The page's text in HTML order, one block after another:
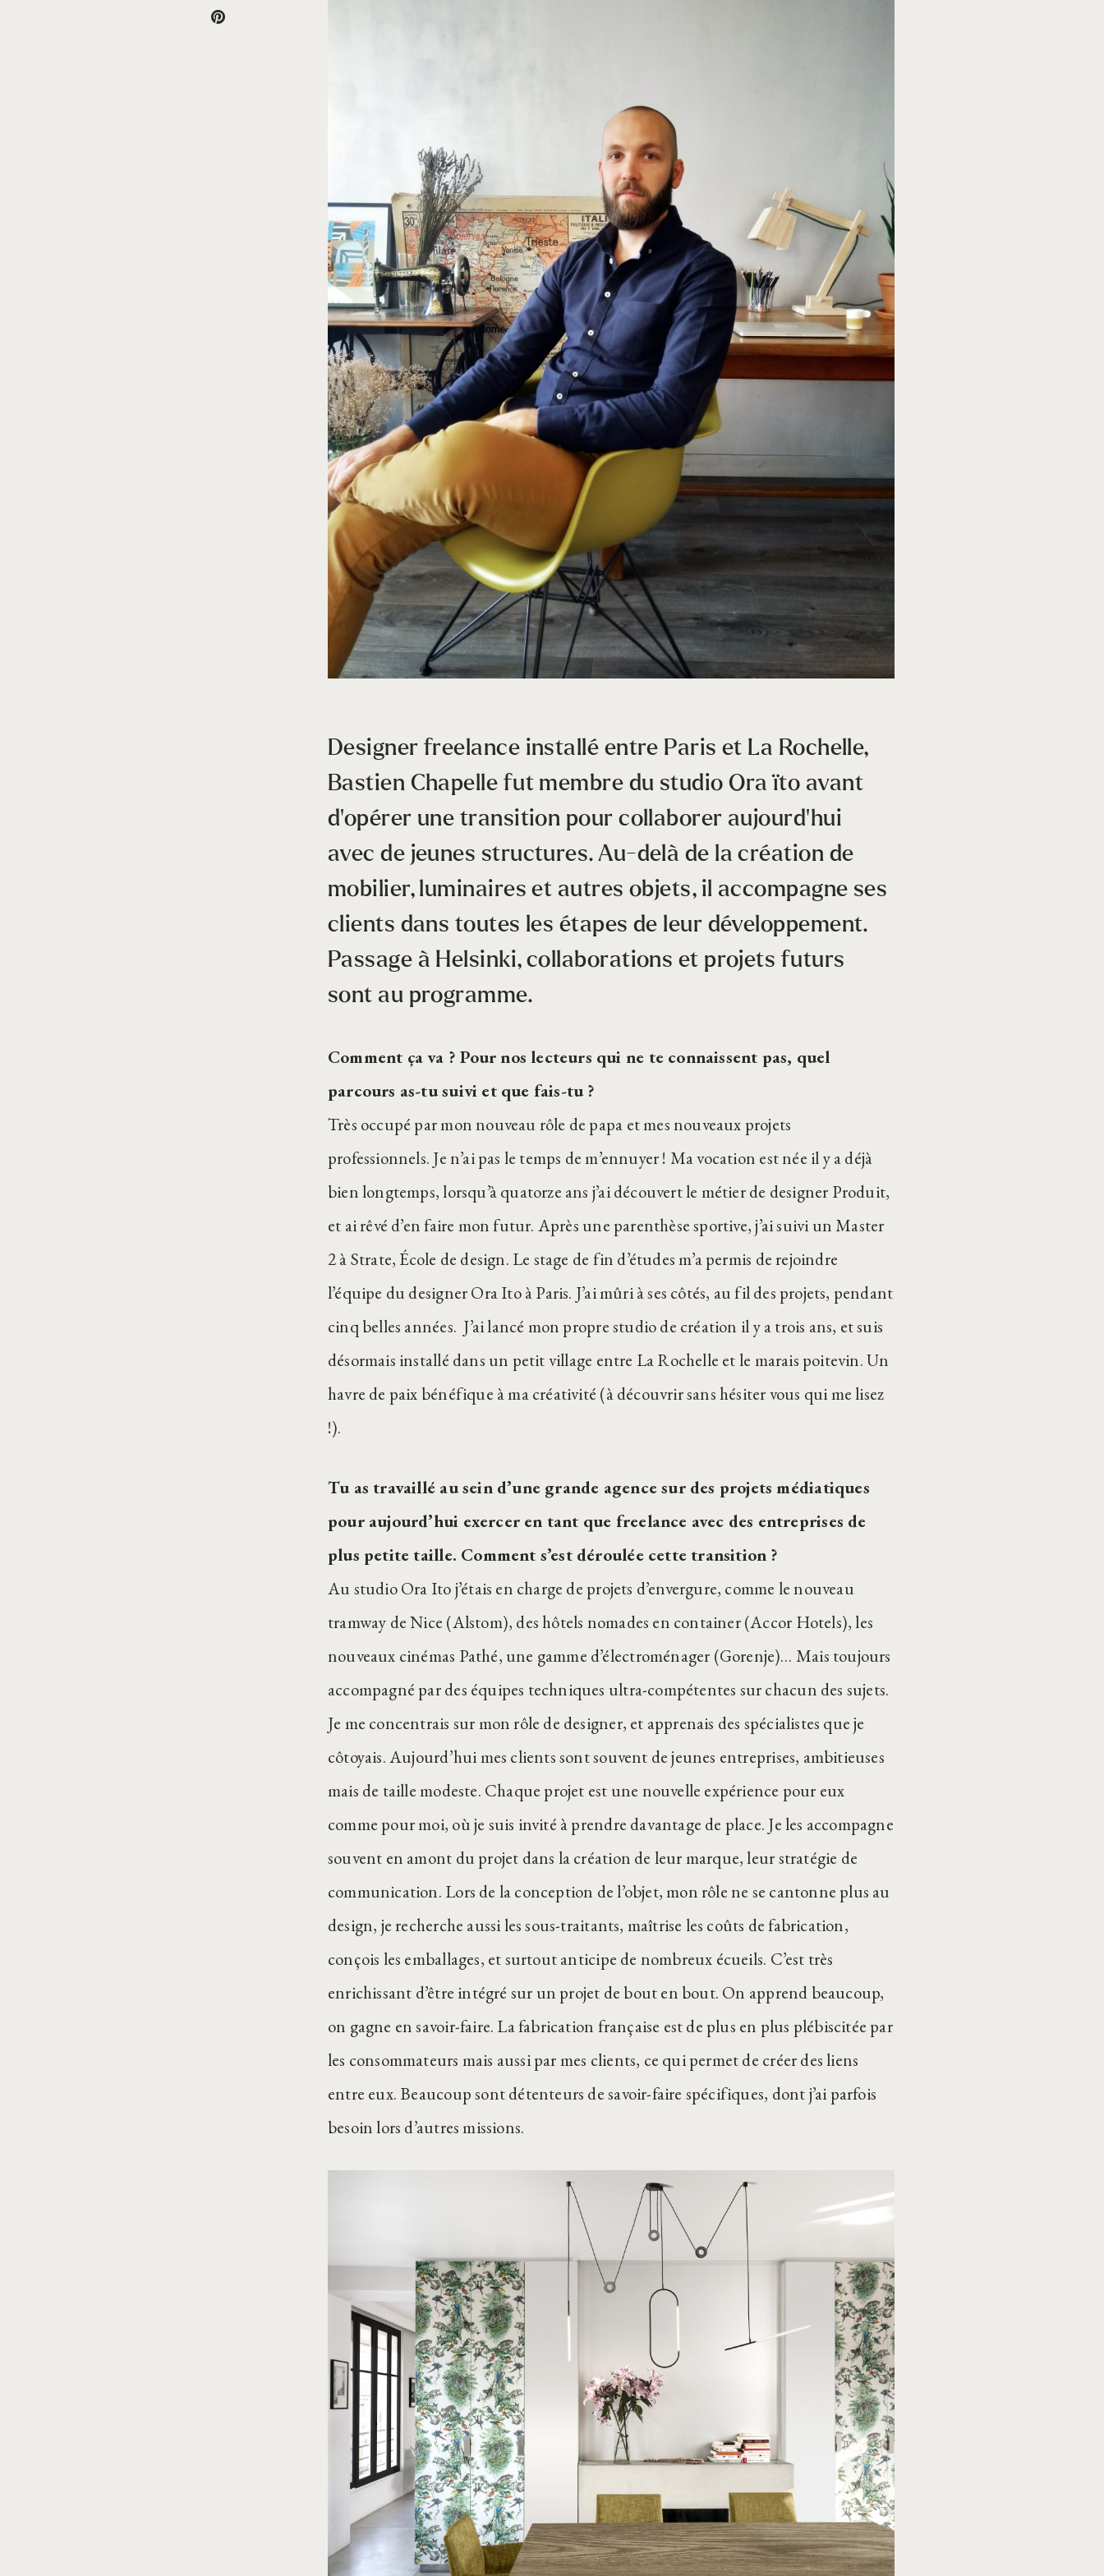
Designer freelance installé entre Paris et La Rochelle,
Bastien Chapelle fut membre du studio Ora ïto avant
d’opérer une transition pour collaborer aujourd’hui
avec de jeunes structures. Au-delà de la création de
mobilier, luminaires et autres objets, il accompagne ses
clients dans toutes les étapes de leur développement.
Passage à Helsinki, collaborations et projets futurs
sont au programme.
Comment ça va ? Pour nos lecteurs qui ne te connaissent pas, quel
parcours as-tu suivi et que fais-tu ?
Très occupé par mon nouveau rôle de papa et mes nouveaux projets
professionnels. Je n’ai pas le temps de m’ennuyer ! Ma vocation est née il y a déjà
bien longtemps, lorsqu’à quatorze ans j’ai découvert le métier de designer Produit,
et ai rêvé d’en faire mon futur. Après une parenthèse sportive, j’ai suivi un Master
2 à Strate, École de design. Le stage de fin d’études m’a permis de rejoindre
l’équipe du designer Ora Ito à Paris. J’ai mûri à ses côtés, au fil des projets, pendant
cinq belles années. J’ai lancé mon propre studio de création il y a trois ans, et suis
désormais installé dans un petit village entre La Rochelle et le marais poitevin. Un
havre de paix bénéfique à ma créativité (à découvrir sans hésiter vous qui me lisez
!).
Tu as travaillé au sein d’une grande agence sur des projets médiatiques
pour aujourd’hui exercer en tant que freelance avec des entreprises de
plus petite taille. Comment s’est déroulée cette transition ?
Au studio Ora Ito j’étais en charge de projets d’envergure, comme le nouveau
tramway de Nice (Alstom), des hôtels nomades en container (Accor Hotels), les
nouveaux cinémas Pathé, une gamme d’électroménager (Gorenje)… Mais toujours
accompagné par des équipes techniques ultra-compétentes sur chacun des sujets.
Je me concentrais sur mon rôle de designer, et apprenais des spécialistes que je
côtoyais. Aujourd’hui mes clients sont souvent de jeunes entreprises, ambitieuses
mais de taille modeste. Chaque projet est une nouvelle expérience pour eux
comme pour moi, où je suis invité à prendre davantage de place. Je les accompagne
souvent en amont du projet dans la création de leur marque, leur stratégie de
communication. Lors de la conception de l’objet, mon rôle ne se cantonne plus au
design, je recherche aussi les sous-traitants, maîtrise les coûts de fabrication,
conçois les emballages, et surtout anticipe de nombreux écueils. C’est très
enrichissant d’être intégré sur un projet de bout en bout. On apprend beaucoup,
on gagne en savoir-faire. La fabrication française est de plus en plus plébiscitée par
les consommateurs mais aussi par mes clients, ce qui permet de créer des liens
entre eux. Beaucoup sont détenteurs de savoir-faire spécifiques, dont j’ai parfois
besoin lors d’autres missions.